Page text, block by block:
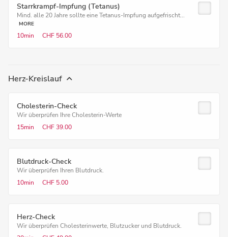
Starrkrampf-Impfung (Tetanus)
Mind. alle 20 Jahre sollte eine Tetanus-Impfung aufgefrischt...
MORE
10min CHF 56.00
Herz-Kreislauf
Cholesterin-Check
Wir überprüfen Ihre Cholesterin-Werte
15min
CHF 39.00
Blutdruck-Check
Wir überprüfen Ihren Blutdruck.
10min
CHF 5.00
Herz-Check
Wir überprüfen Cholesterinwerte, Blutzucker und Blutdruck.